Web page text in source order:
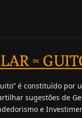
é constituído por
sugestões de
e